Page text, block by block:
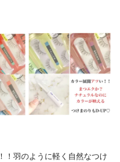
羽のように軽く自然なつけ